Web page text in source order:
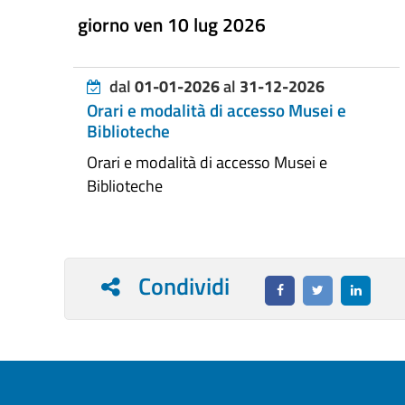
giorno ven 10 lug 2026
dal01-01-2026al 31-12-2026
Orari e modalità di accesso Musei e
Biblioteche
Orari e modalità di accesso Musei e
Biblioteche
Condividi